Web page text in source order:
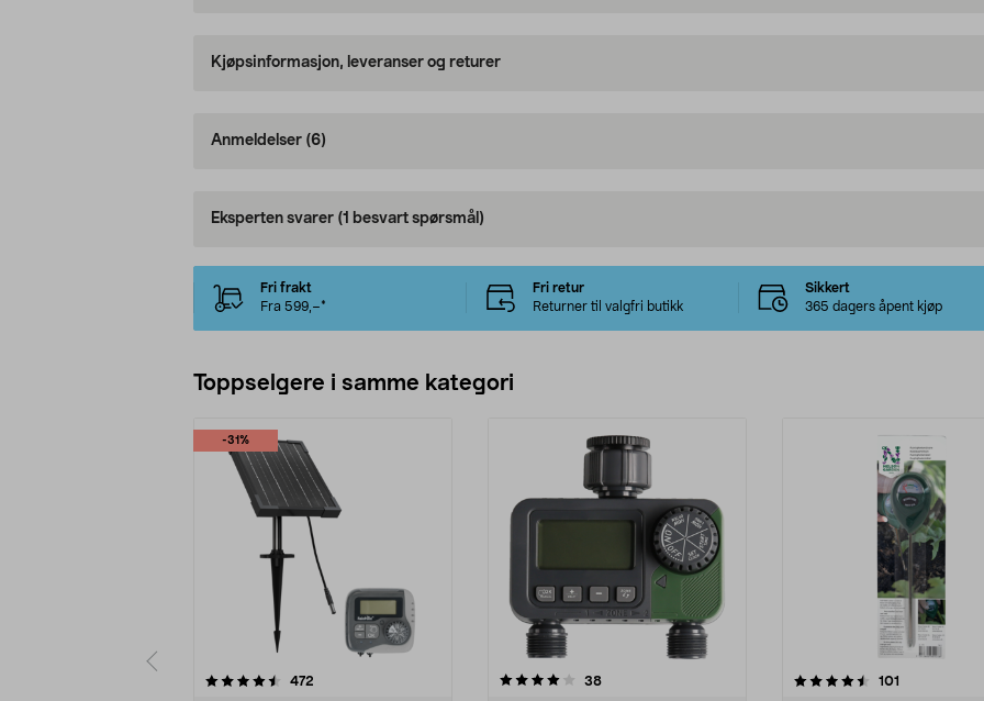
Kjøpsinformasjon, leveranser og returer
Anmeldelser (6)
Eksperten svarer (1 besvart spørsmål)
Fri frakt
Fra 599,–*
Fri retur
Returner til valgfri butikk
Sikkert
365 dagers åpent kjøp
Toppselgere i samme kategori
-31%
472
4.0 av 5 stjerner 38anmeldelser
4.5 av 5 stjerner 101
3.0 av 5 stjerner